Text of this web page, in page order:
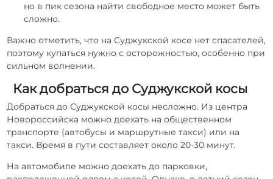
но в пик сезона найти свободное место может быть
сложно.
Важно отметить, что на Суджукской косе нет спасателей,
поэтому купаться нужно с осторожностью, особенно при
сильном волнении.
Как добраться до Суджукской косы
Добраться до Суджукской косы несложно. Из центра
Новороссийска можно доехать на общественном
транспорте (автобусы и маршрутные такси) или на
такси. Время в пути составляет около 20-30 минут.
На автомобиле можно доехать до парковки,